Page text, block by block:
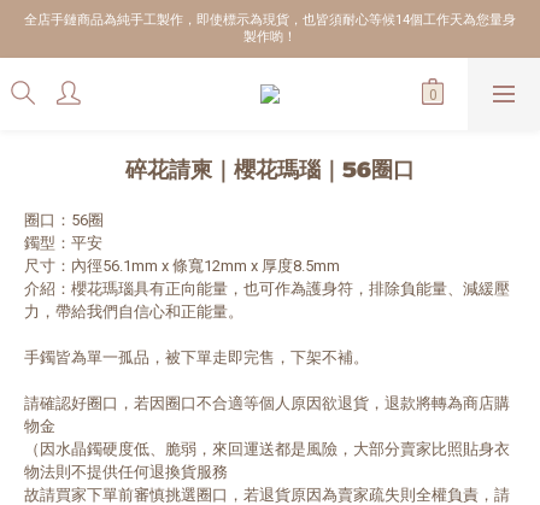
全店手鏈商品為純手工製作，即使標示為現貨，也皆須耐心等候14個工作天為您量身
製作喲！
碎花請柬｜櫻花瑪瑙｜56圈口
圈口：56圈
鐲型：平安
尺寸：內徑56.1mm x 條寬12mm x 厚度8.5mm
介紹：櫻花瑪瑙具有正向能量，也可作為護身符，排除負能量、減緩壓
力，帶給我們自信心和正能量。
手鐲皆為單一孤品，被下單走即完售，下架不補。
請確認好圈口，若因圈口不合適等個人原因欲退貨，退款將轉為商店購
物金
（因水晶鐲硬度低、脆弱，來回運送都是風險，大部分賣家比照貼身衣
物法則不提供任何退換貨服務
故請買家下單前審慎挑選圈口，若退貨原因為賣家疏失則全權負責，請